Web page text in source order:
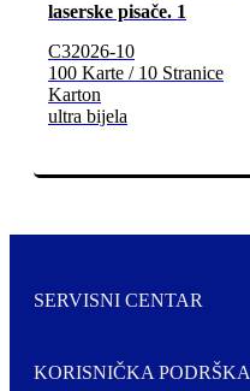
laserske pisače. 1
C32026-10
100 Karte / 10 Stranice
Karton
ultra bijela
SERVISNI CENTAR
KORISNIČKA PODRŠKA